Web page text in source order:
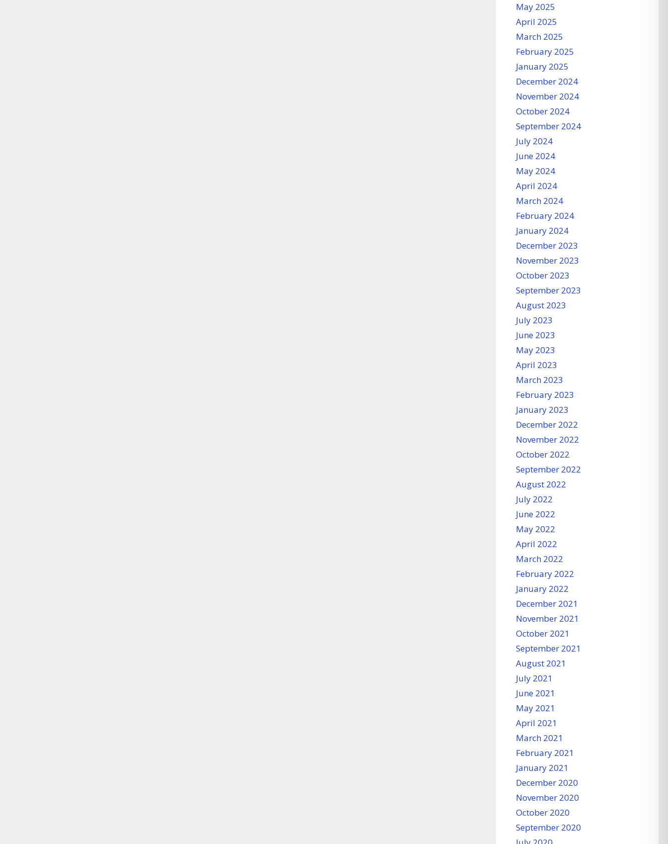
May 2025
April 2025
March 2025
February 2025
January 2025
December 2024
November 2024
October 2024
September 2024
July 2024
June 2024
May 2024
April 2024
March 2024
February 2024
January 2024
December 2023
November 2023
October 2023
September 2023
August 2023
July 2023
June 2023
May 2023
April 2023
March 2023
February 2023
January 2023
December 2022
November 2022
October 2022
September 2022
August 2022
July 2022
June 2022
May 2022
April 2022
March 2022
February 2022
January 2022
December 2021
November 2021
October 2021
September 2021
August 2021
July 2021
June 2021
May 2021
April 2021
March 2021
February 2021
January 2021
December 2020
November 2020
October 2020
September 2020